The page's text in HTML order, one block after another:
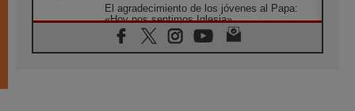
El agradecimiento de los jóvenes al Papa:
«Hoy nos sentimos Iglesia»
06.08.2026
Líbano: Reanudan los coloquios en Roma en